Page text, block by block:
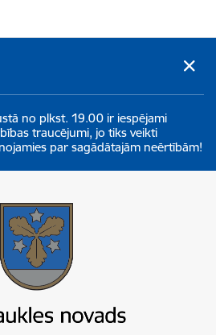
no plkst. 19.00 ir iespējami
traucējumi, jo tiks veikti
par sagādātajām neērtībām!